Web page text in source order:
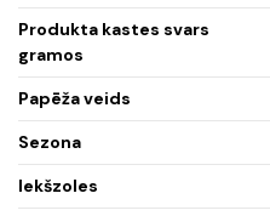
Produkta kastes svars
gramos
Papēža veids
Sezona
Iekšzoles